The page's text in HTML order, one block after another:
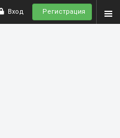
Вход Регистрация